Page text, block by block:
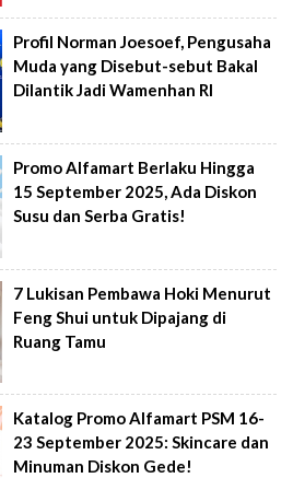
Profil Norman Joesoef, Pengusaha
Muda yang Disebut-sebut Bakal
Dilantik Jadi Wamenhan RI
Promo Alfamart Berlaku Hingga
15 September 2025, Ada Diskon
Susu dan Serba Gratis!
7 Lukisan Pembawa Hoki Menurut
Feng Shui untuk Dipajang di
Ruang Tamu
Katalog Promo Alfamart PSM 16-
23 September 2025: Skincare dan
Minuman Diskon Gede!